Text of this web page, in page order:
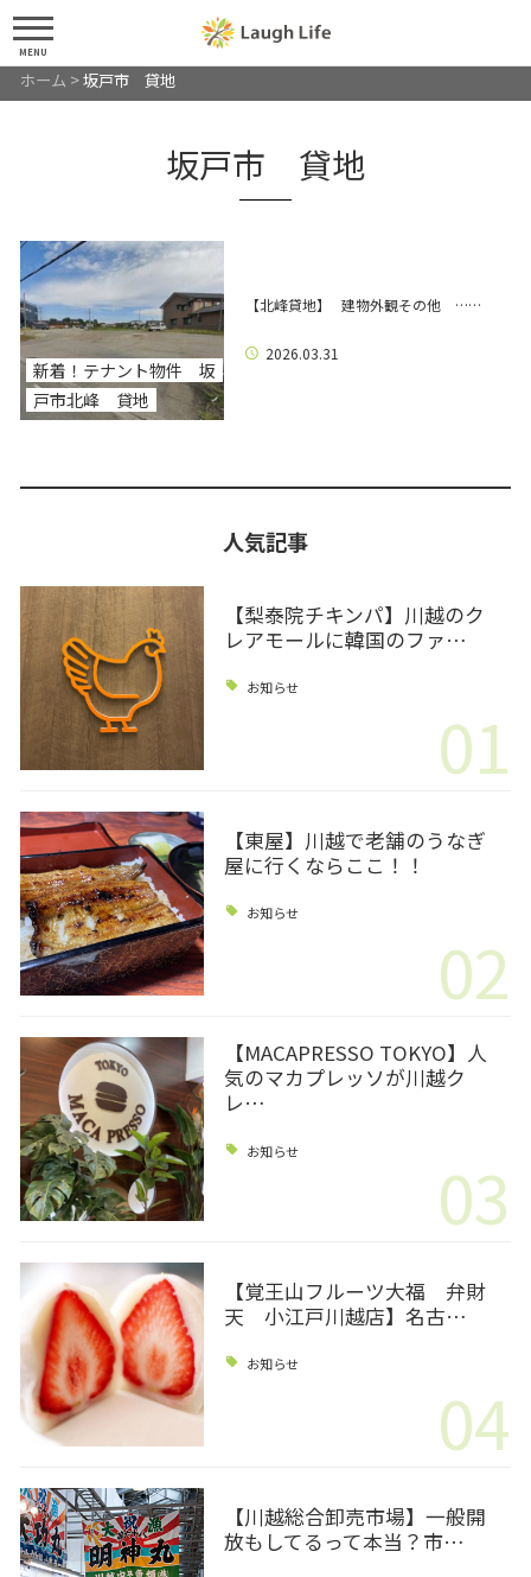
MENU
ホーム >坂戸市 貸地
坂戸市 貸地
新着！テナント物件 坂
戸市北峰 貸地
【北峰貸地】 建物外観その他 ……
2026.03.31
人気記事
【梨泰院チキンパ】川越のク
レアモールに韓国のファ…
お知らせ
01
【東屋】川越で老舗のうなぎ
屋に行くならここ！！
お知らせ
02
【MACAPRESSO TOKYO】人
気のマカプレッソが川越ク
レ…
お知らせ 03
【覚王山フルーツ大福 弁財
天 小江戸川越店】名古…
お知らせ
04
【川越総合卸売市場】一般開
放もしてるって本当？市…